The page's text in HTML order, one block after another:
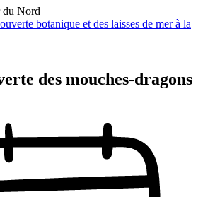
Nord
botanique et des laisses de mer à la
des mouches-dragons